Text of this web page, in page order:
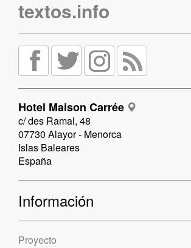
textos.info
Hotel Maison Carrée
c/ des Ramal, 48
07730 Alayor - Menorca
Islas Baleares
España
Información
Proyecto